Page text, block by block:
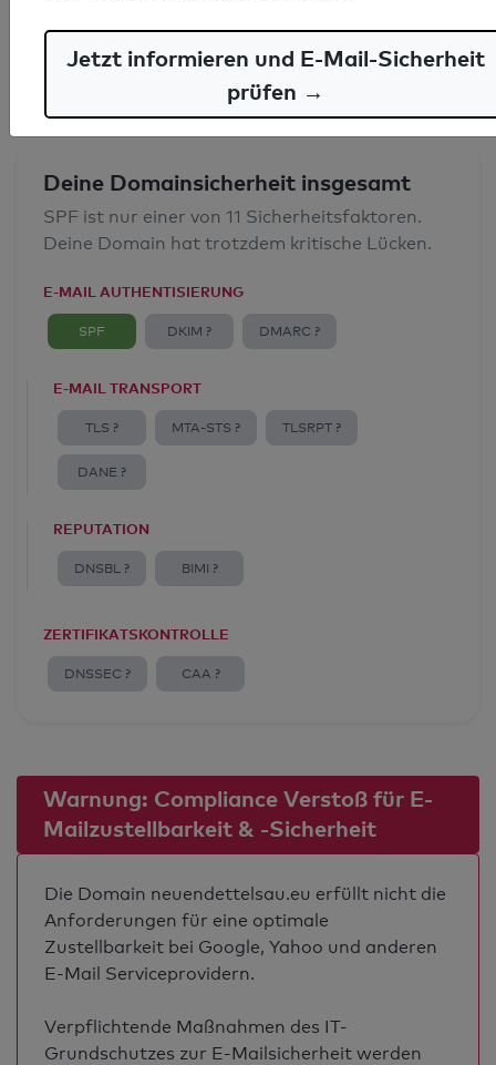
E-Mail-Spoofingschutz: Gut
Deine Domainsicherheit insgesamt
SPF ist nur einer von 11 Sicherheitsfaktoren.
Deine Domain hat trotzdem kritische Lücken.
E-MAIL AUTHENTISIERUNG
SPF DKIM ? DMARC ?
E-MAIL TRANSPORT
TLS ? MTA-STS ? TLSRPT ?
DANE ?
REPUTATION
DNSBL ? BIMI ?
ZERTIFIKATSKONTROLLE
DNSSEC ? CAA ?
Warnung: Compliance Verstoß für E-
Mailzustellbarkeit & -Sicherheit
Die Domain neuendettelsau.eu erfüllt nicht die
Anforderungen für eine optimale
Zustellbarkeit bei Google, Yahoo und anderen
E-Mail Serviceprovidern.
Verpflichtende Maßnahmen des IT-
Grundschutzes zur E-Mailsicherheit werden
Jetzt informieren und E-Mail-Sicherheit
prüfen →